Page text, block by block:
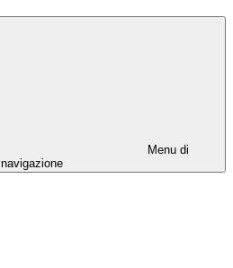
Menu di
navigazione